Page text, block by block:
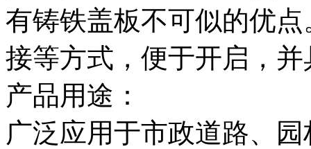
有铸铁盖板不可似的优
接等方式，便于开启，
产品用途：
广泛应用于市政道路、